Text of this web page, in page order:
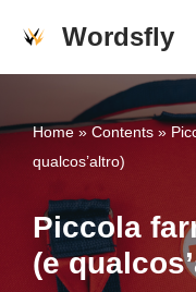
content
Wordsfly
Home»Contents »
qualcos’altro)
Piccola
(e